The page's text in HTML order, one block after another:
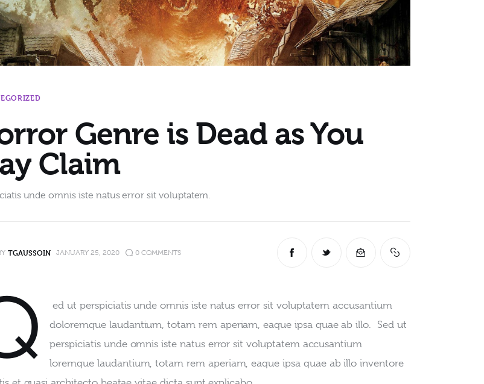
Genre is Dead as You
Claim
unde omnis iste natus error sit voluptatem.
TGAUSSOIN JANUARY 25, 2020 0 COMMENTS
ed ut perspiciatis unde omnis iste natus error sit voluptatem accusantium
doloremque laudantium, totam rem aperiam, eaque ipsa quae ab illo.  Sed ut
perspiciatis unde omnis iste natus error sit voluptatem accusantium
loremque laudantium, totam rem aperiam, eaque ipsa quae ab illo inventore